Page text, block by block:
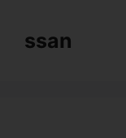
contentssan